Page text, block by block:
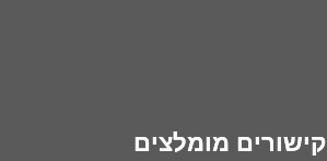
קישורים מומלצים